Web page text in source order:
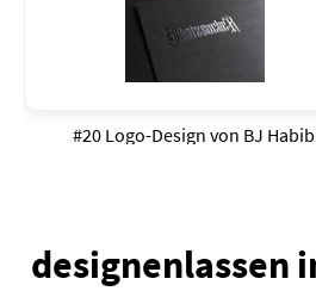
#20 Logo-Design von BJ
designenlassen